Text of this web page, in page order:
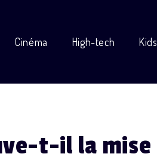
Cinéma High-tech Kids
t-il la mise